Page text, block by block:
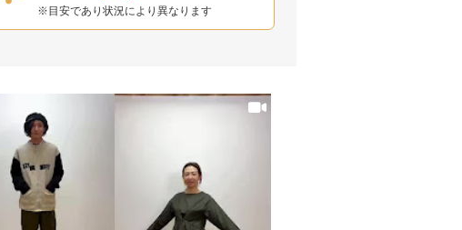
※目安であり状況により異なります